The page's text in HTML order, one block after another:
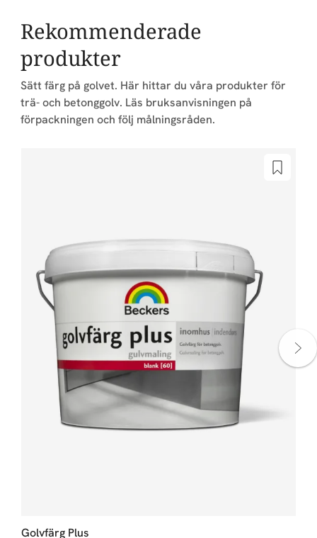
Rekommenderade
produkter
Sätt färg på golvet. Här hittar du våra produkter för
trä- och betonggolv. Läs bruksanvisningen på
förpackningen och följ målningsråden.
Golvfärg Plus